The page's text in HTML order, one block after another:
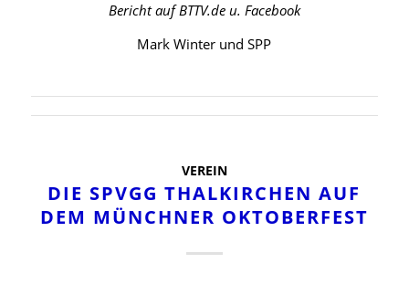
Bericht auf BTTV.de u. Facebook
Mark Winter und SPP
VEREIN
DIE SPVGG THALKIRCHEN AUF
DEM MÜNCHNER OKTOBERFEST